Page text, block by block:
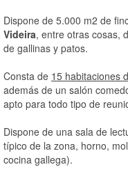
Dispone de 5.000 m2 de
Videira, entre otras cosas,
de gallinas y patos.
Consta de 15 habitaciones
además de un salón
apto para todo tipo de
Dispone de una sala de
típico de la zona, horno,
cocina gallega).